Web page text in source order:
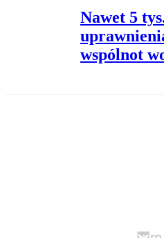
Nawet 5
wspólnot